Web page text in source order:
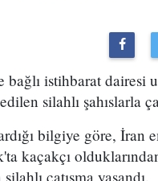
istihbarat dairesi
silahlı şahıslarla
bilgiye göre, İran
kaçakçı
çatışma yaşandı.